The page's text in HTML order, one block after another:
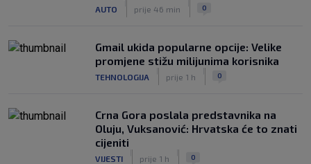
AUTO prije 46 min 0
Gmail ukida popularne opcije: Velike
promjene stižu milijunima korisnika
TEHNOLOGIJA prije 1 h 0
Crna Gora poslala predstavnika na
Oluju, Vuksanović: Hrvatska će to znati
cijeniti
VIJESTI prije 1 h 0